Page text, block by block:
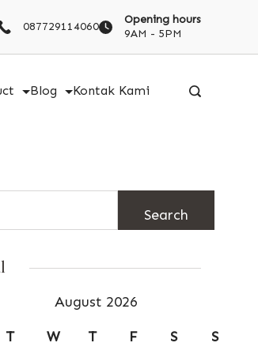
087729114060
Opening hours
9AM - 5PM
Blog Kontak Kami
August 2026
T W T F S S